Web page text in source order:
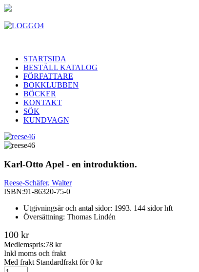
STARTSIDA
BESTÄLL KATALOG
FÖRFATTARE
BOKKLUBBEN
BÖCKER
KONTAKT
SÖK
KUNDVAGN
Karl-Otto Apel - en introduktion.
Reese-Schäfer, Walter
ISBN:91-86320-75-0
Utgivningsår och antal sidor: 1993. 144 sidor hft
Översättning: Thomas Lindén
100 kr
Medlemspris:78 kr
Inkl moms och frakt
Med frakt Standardfrakt för 0 kr